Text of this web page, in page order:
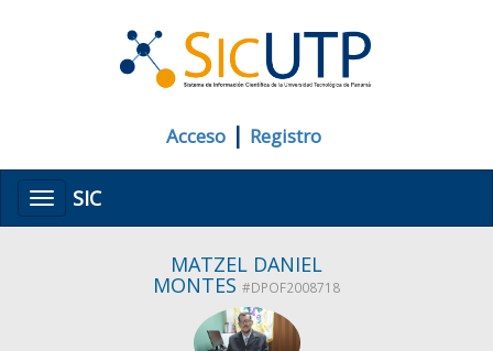
Acceso | Registro
MenúSIC
MATZEL DANIEL
MONTES #DPOF2008718